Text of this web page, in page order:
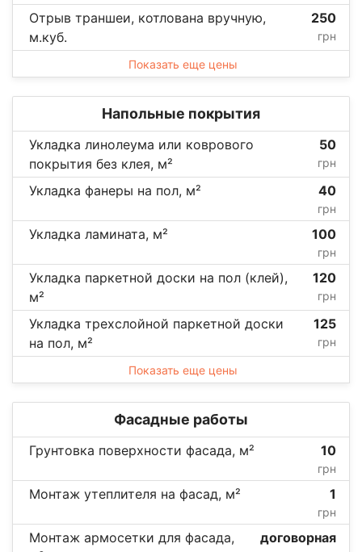
Отрыв траншеи, котлована вручную,
м.куб.
250
грн
Показать еще цены
Напольные покрытия
Укладка линолеума или коврового
покрытия без клея, м²
50
грн
Укладка фанеры на пол, м² 40
грн
Укладка ламината, м² 100
грн
Укладка паркетной доски на пол (клей),
м²
120
грн
Укладка трехслойной паркетной доски
на пол, м²
125
грн
Показать еще цены
Фасадные работы
Грунтовка поверхности фасада, м² 10
грн
Монтаж утеплителя на фасад, м² 1
грн
Монтаж армосетки для фасада,
договорная